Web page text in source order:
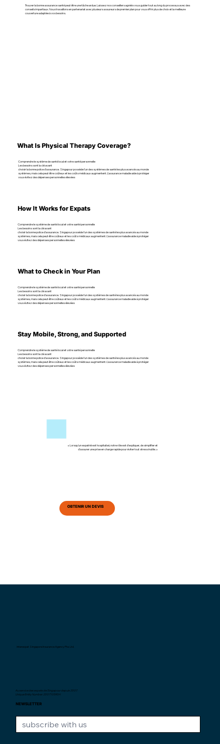
Trouver la bonne assurance santé peut être une tâche ardue. Laissez nos conseillers agréés vous guider tout au long du processus avec des
conseils impartiaux. Nous travaillons en partenariat avec plusieurs assureurs de premier plan pour vous offrir plus de choix et la meilleure
couverture adaptée à vos besoins.
What Is Physical Therapy Coverage?
Comprendre le système de santé local et votre santé personnelle
Les besoins sont la clé avant
choisir la bonne police d’assurance. Singapour possède l'un des systèmes de santé les plus avancés au monde
systèmes, mais cela peut être coûteux et les coûts médicaux augmentent. L’assurance maladie aide à protéger
vous évitez des dépenses personnelles élevées
How It Works for Expats
Comprendre le système de santé local et votre santé personnelle
Les besoins sont la clé avant
choisir la bonne police d’assurance. Singapour possède l'un des systèmes de santé les plus avancés au monde
systèmes, mais cela peut être coûteux et les coûts médicaux augmentent. L’assurance maladie aide à protéger
vous évitez des dépenses personnelles élevées
What to Check in Your Plan
Comprendre le système de santé local et votre santé personnelle
Les besoins sont la clé avant
choisir la bonne police d’assurance. Singapour possède l'un des systèmes de santé les plus avancés au monde
systèmes, mais cela peut être coûteux et les coûts médicaux augmentent. L’assurance maladie aide à protéger
vous évitez des dépenses personnelles élevées
Stay Mobile, Strong, and Supported
Comprendre le système de santé local et votre santé personnelle
Les besoins sont la clé avant
choisir la bonne police d’assurance. Singapour possède l'un des systèmes de santé les plus avancés au monde
systèmes, mais cela peut être coûteux et les coûts médicaux augmentent. L’assurance maladie aide à protéger
vous évitez des dépenses personnelles élevées
OBTENIR UN DEVIS
« Lorsqu’un expatrié est hospitalisé, notre rôle est d’expliquer, de simplifier et
d’assurer une prise en charge rapide pour éviter tout stress inutile. »
Interexpat Singapore Insurance Agency Pte. Ltd.
Au service des expats de Singapour depuis 2007.
Unique Entity Number: 200710590H
NEWSLETTER